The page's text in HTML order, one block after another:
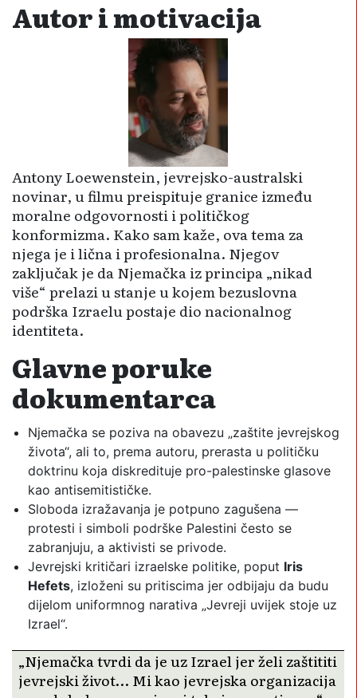
Autor i motivacija
Antony Loewenstein, jevrejsko-australski
novinar, u filmu preispituje granice između
moralne odgovornosti i političkog
konformizma. Kako sam kaže, ova tema za
njega je i lična i profesionalna. Njegov
zaključak je da Njemačka iz principa „nikad
više“ prelazi u stanje u kojem bezuslovna
podrška Izraelu postaje dio nacionalnog
identiteta.
Glavne poruke
dokumentarca
Njemačka se poziva na obavezu „zaštite jevrejskog
života“, ali to, prema autoru, prerasta u političku
doktrinu koja diskredituje pro-palestinske glasove
kao antisemitističke.
Sloboda izražavanja je potpuno zagušena —
protesti i simboli podrške Palestini često se
zabranjuju, a aktivisti se privo­de.
Jevrejski kritičari izraelske politike, poput Iris
Hefets, izloženi su pritiscima jer odbijaju da budu
dijelom uniformnog narativa „Jevreji uvijek stoje uz
Izrael“.
„Njemačka tvrdi da je uz Izrael jer želi zaštititi
jevrejski život… Mi kao jevrejska organizacija